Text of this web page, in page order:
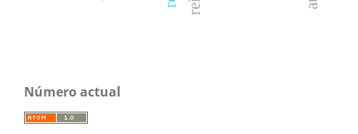
Número actual